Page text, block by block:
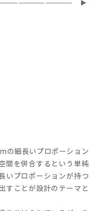
の細長いプロポーション
間を併合するという単純
いプロポーションが持つ
すことが設計のテーマと